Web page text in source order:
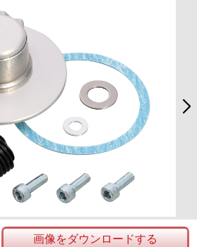
画像をダウンロードする